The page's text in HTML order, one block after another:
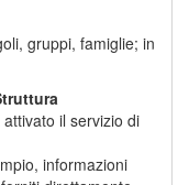
gruppi, famiglie; in
il servizio di
informazioni